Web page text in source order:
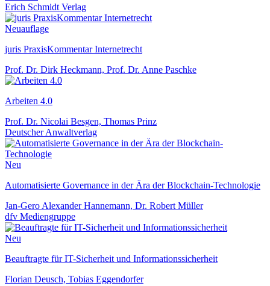
Erich Schmidt Verlag
Neuauflage
juris PraxisKommentar Internetrecht
Prof. Dr. Dirk Heckmann, Prof. Dr. Anne Paschke
Arbeiten 4.0
Prof. Dr. Nicolai Besgen, Thomas Prinz
Deutscher Anwaltverlag
Neu
Automatisierte Governance in der Ära der Blockchain-Technologie
Jan-Gero Alexander Hannemann, Dr. Robert Müller
dfv Mediengruppe
Neu
Beauftragte für IT-Sicherheit und Informationssicherheit
Florian Deusch, Tobias Eggendorfer